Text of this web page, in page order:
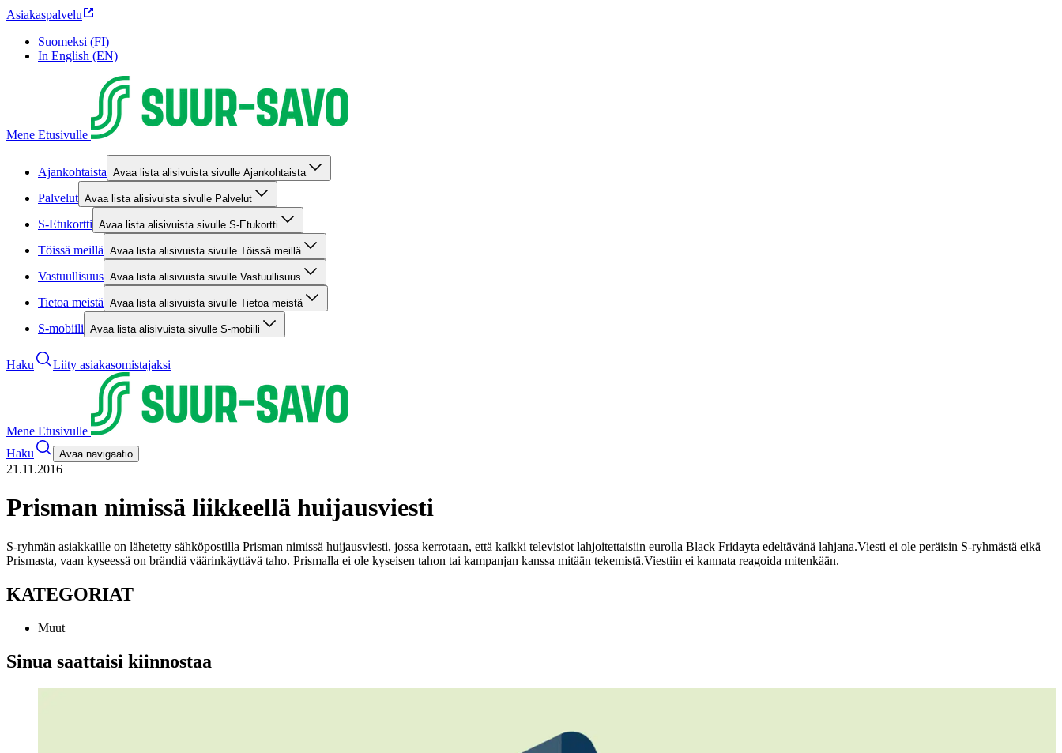
Asiakaspalvelu
Suomeksi (FI)
In English (EN)
Mene Etusivulle
Ajankohtaista Avaa lista alisivuista sivulle Ajankohtaista
Palvelut Avaa lista alisivuista sivulle Palvelut
S-Etukortti Avaa lista alisivuista sivulle S-Etukortti
Töissä meillä Avaa lista alisivuista sivulle Töissä meillä
Vastuullisuus Avaa lista alisivuista sivulle Vastuullisuus
Tietoa meistä Avaa lista alisivuista sivulle Tietoa meistä
S-mobiili Avaa lista alisivuista sivulle S-mobiili
Haku Liity asiakasomistajaksi
Mene Etusivulle
Haku
Avaa navigaatio
21.11.2016
Prisman nimissä liikkeellä huijausviesti
S-ryhmän asiakkaille on lähetetty sähköpostilla Prisman nimissä huijausviesti, jossa kerrotaan, että kaikki televisiot lahjoitettaisiin eurolla Black Fridayta edeltävänä lahjana.Viesti ei ole peräisin S-ryhmästä eikä
Prismasta, vaan kyseessä on brändiä väärinkäyttävä taho. Prismalla ei ole kyseisen tahon tai kampanjan kanssa mitään tekemistä.Viestiin ei kannata reagoida mitenkään.
KATEGORIAT
Muut
Sinua saattaisi kiinnostaa